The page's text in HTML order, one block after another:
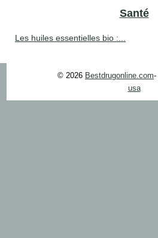
Santé
Les huiles essentielles bio :...
© 2026 Bestdrugonline.com-
usa